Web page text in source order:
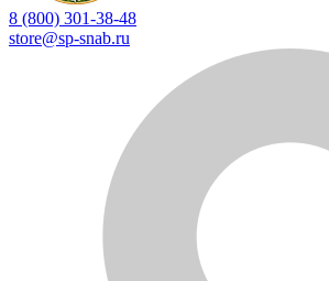
8 (800) 301-38-48
store@sp-snab.ru